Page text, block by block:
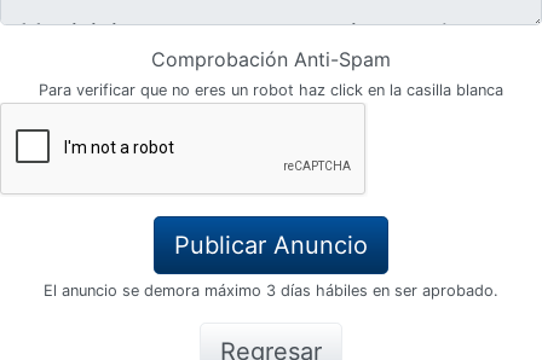
Comprobación Anti-Spam
Para verificar que no eres un robot haz click en la casilla blanca
El anuncio se demora máximo 3 días hábiles en ser aprobado.
Regresar